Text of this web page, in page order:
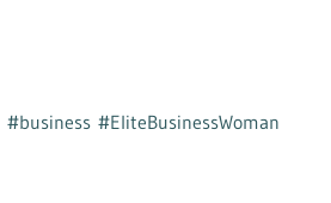
#business #EliteBusinessWoman